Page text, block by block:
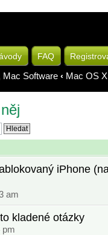
FAQ
Mac Software ‹ Mac OS
iPhone
am
kladené otázky
pm